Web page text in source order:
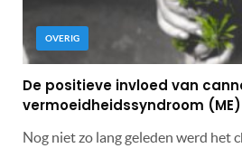
OVERIG
De positieve invloed van
vermoeidheidssyndroom (ME)
Nog niet zo lang geleden werd het